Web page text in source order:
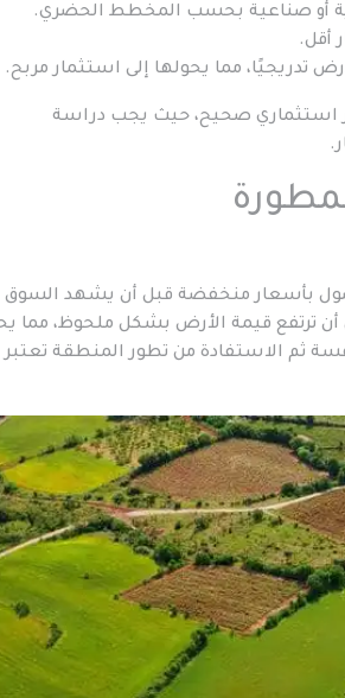
أو صناعية بحسب المخطط الحضري.
أقل.
تدريجيًا، مما يحولها إلى استثمار مربح.
استثماري صحيح، حيث يجب دراسة
بأسعار منخفضة قبل أن يشهد السوق
أن ترتفع قيمة الأرض بشكل ملحوظ، مما
ثم الاستفادة من تطور المنطقة